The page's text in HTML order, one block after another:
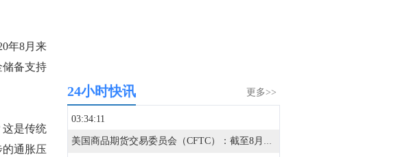
年8月来
储备支持
是传统
通胀压
更多>>
24小时快讯
03:34:11
美国商品期货交易委员会（CFTC）：截至8月4日当周，日元净空头头寸为45,473份合约。欧元净空头头寸为58,091份合约。英镑净空头头寸为57,814份合约。瑞郎净空头头寸为32,822份合约。